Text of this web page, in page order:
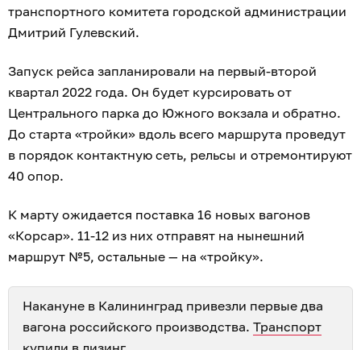
транспортного комитета городской администрации
Дмитрий Гулевский.
Запуск рейса запланировали на первый-второй
квартал 2022 года. Он будет курсировать от
Центрального парка до Южного вокзала и обратно.
До старта «тройки» вдоль всего маршрута проведут
в порядок контактную сеть, рельсы и отремонтируют
40 опор.
К марту ожидается поставка 16 новых вагонов
«Корсар». 11-12 из них отправят на нынешний
маршрут №5, остальные — на «тройку».
Накануне в Калининград привезли первые два
вагона российского производства. Транспорт